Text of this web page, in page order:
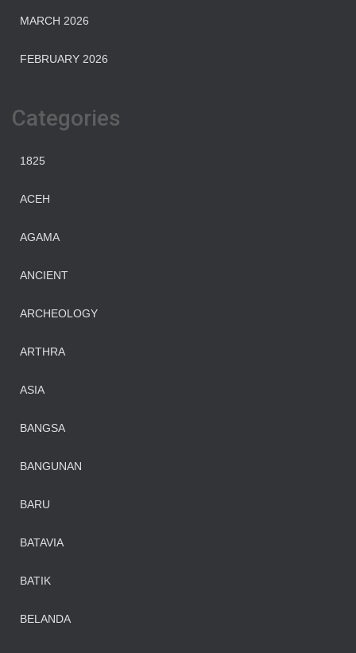
MARCH 2026
FEBRUARY 2026
Categories
1825
ACEH
AGAMA
ANCIENT
ARCHEOLOGY
ARTHRA
ASIA
BANGSA
BANGUNAN
BARU
BATAVIA
BATIK
BELANDA